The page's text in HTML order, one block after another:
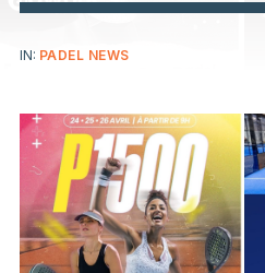
IN: PADEL NEWS